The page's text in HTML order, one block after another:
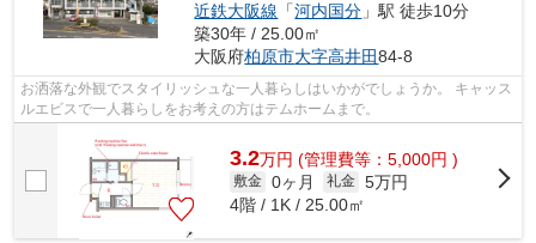
近鉄大阪線 「河内国分 」駅 徒歩10分
築30年 / 25.00㎡
大阪府柏原市大字高井田84-8
お洒落な外観でスタイリッシュな一人暮らしはいかがでしょうか。 キャッス
ルエビスで一人暮らしをお考えの方はテムホームまで。
3.2万円 (管理費等：5,000円 )
敷金 0ヶ月 礼金 5万円
4階 / 1K / 25.00㎡